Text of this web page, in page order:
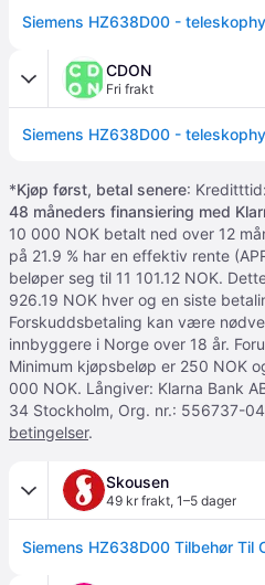
CDON
Fri frakt
*Kjøp først, betal senere:
48 måneders finansiering med
10 000 NOK betalt ned over 12
på 21.9 % har en effektiv rente
beløper seg til 11 101.12 NOK.
926.19 NOK hver og en siste
Forskuddsbetaling kan være
innbyggere i Norge over 18 år.
Minimum kjøpsbeløp er 250 NOK
000 NOK. Långiver: Klarna Bank
34 Stockholm, Org. nr.: 556737-
betingelser.
Skousen
49 kr frakt, 1–5 dager